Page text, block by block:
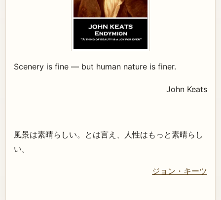
Scenery is fine — but human nature is finer.
John Keats
風景は素晴らしい。とは言え、人性はもっと素晴らし
い。
ジョン・キーツ